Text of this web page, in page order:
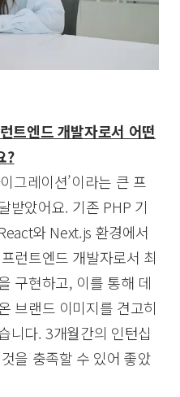
트엔드 개발자로서 어떤
?
그레이션’이라는 큰 프
받았어요. 기존 PHP 기
와 Next.js 환경에서
런트엔드 개발자로서 최
구현하고, 이를 통해 데
브랜드 이미지를 견고히
니다. 3개월간의 인턴십
을 충족할 수 있어 좋았